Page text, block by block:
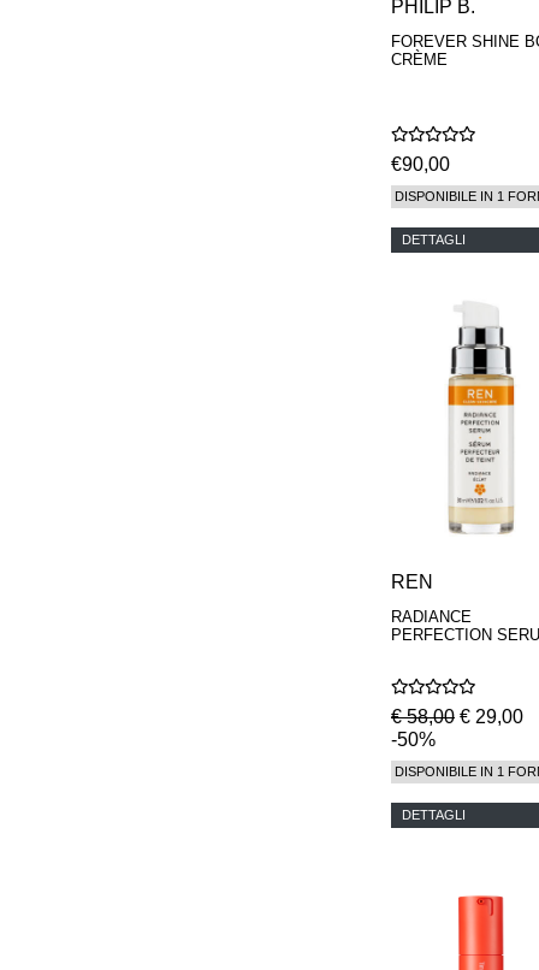
PHILIP B.
FOREVER SHINE
CRÈME
€90,00
DISPONIBILE IN 1
DETTAGLI
REN
RADIANCE
PERFECTION
€ 58,00 € 29,00
-50%
DISPONIBILE IN 1
DETTAGLI